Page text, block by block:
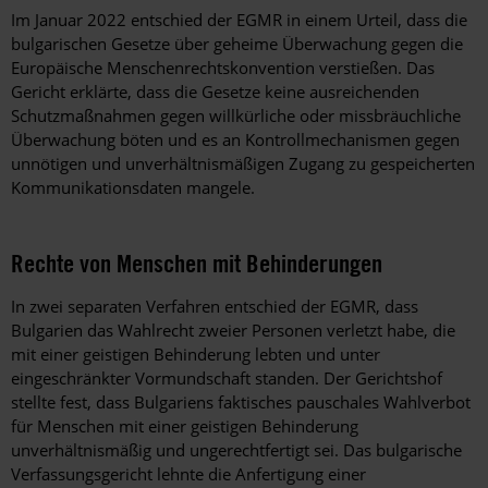
Im Januar 2022 entschied der EGMR in einem Urteil, dass die
bulgarischen Gesetze über geheime Überwachung gegen die
Europäische Menschenrechtskonvention verstießen. Das
Gericht erklärte, dass die Gesetze keine ausreichenden
Schutzmaßnahmen gegen willkürliche oder missbräuchliche
Überwachung böten und es an Kontrollmechanismen gegen
unnötigen und unverhältnismäßigen Zugang zu gespeicherten
Kommunikationsdaten mangele.
Rechte von Menschen mit Behinderungen
In zwei separaten Verfahren entschied der EGMR, dass
Bulgarien das Wahlrecht zweier Personen verletzt habe, die
mit einer geistigen Behinderung lebten und unter
eingeschränkter Vormundschaft standen. Der Gerichtshof
stellte fest, dass Bulgariens faktisches pauschales Wahlverbot
für Menschen mit einer geistigen Behinderung
unverhältnismäßig und ungerechtfertigt sei. Das bulgarische
Verfassungsgericht lehnte die Anfertigung einer